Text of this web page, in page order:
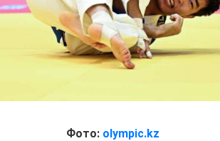
Фото: olympic.kz